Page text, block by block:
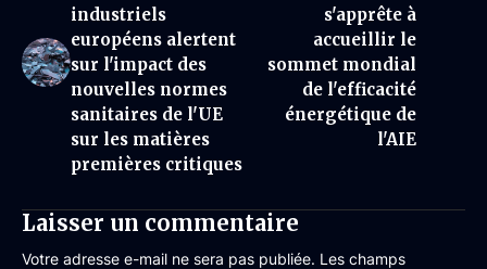
industriels
européens alertent
sur l'impact des
nouvelles normes
sanitaires de l'UE
sur les matières
premières critiques
s'apprête à
accueillir le
sommet mondial
de l'efficacité
énergétique de
l'AIE
Laisser un commentaire
Votre adresse e-mail ne sera pas publiée. Les champs